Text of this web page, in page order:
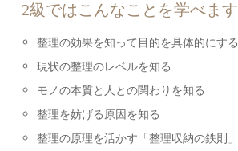
2級ではこんなことを学べます
整理の効果を知って目的を具体的にする
現状の整理のレベルを知る
モノの本質と人との関わりを知る
整理を妨げる原因を知る
整理の原理を活かす「整理収納の鉄則」